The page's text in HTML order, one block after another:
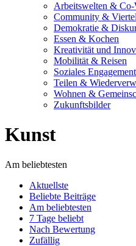
Arbeitswelten &
Community &
Demokratie &
Essen & Kochen
Kreativität und
Mobilität & Reisen
Soziales Engagement
Teilen &
Wohnen &
Zukunftsbilder
Kunst
Am beliebtesten
Aktuellste
Beliebte Beiträge
Am beliebtesten
7 Tage beliebt
Nach Bewertung
Zufällig